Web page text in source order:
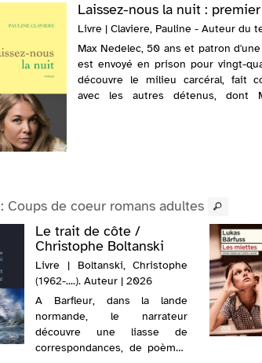
Laissez-nous la nuit :
Livre | Claviere, Pauline - Auteur du
Max Nedelec, 50 ans et patron
est envoyé en prison pour vingt-
découvre le milieu carcéral, fait
avec les autres détenus, dont
: Coups de coeur romans adultes
Le trait de côte /
Christophe Boltanski
Livre | Boltanski, Christophe
(1962-....). Auteur | 2026
A Barfleur, dans la lande
normande, le narrateur
découvre une liasse de
correspondances, de poèmes